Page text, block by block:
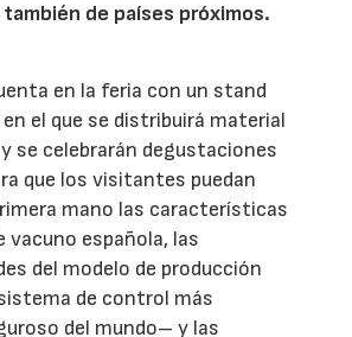
de países próximos.
en la feria con un stand
el que se distribuirá material
se celebrarán degustaciones
que los visitantes puedan
mano las características
vacuno española, las
del modelo de producción
de control más
del mundo– y las